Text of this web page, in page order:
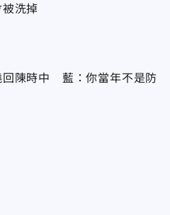
洗掉
回陳時中 藍：你當年不是防